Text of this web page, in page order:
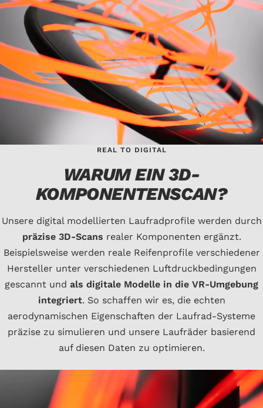
REAL TO DIGITAL
WARUM EIN 3D-
KOMPONENTENSCAN?
Unsere digital modellierten Laufradprofile werden durch
präzise 3D-Scans realer Komponenten ergänzt.
Beispielsweise werden reale Reifenprofile verschiedener
Hersteller unter verschiedenen Luftdruckbedingungen
gescannt und als digitale Modelle in die VR-Umgebung
integriert. So schaffen wir es, die echten
aerodynamischen Eigenschaften der Laufrad-Systeme
präzise zu simulieren und unsere Laufräder basierend
auf diesen Daten zu optimieren.